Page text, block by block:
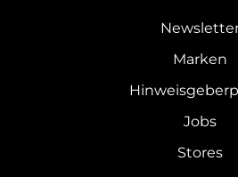
Marken
Jobs
Stores